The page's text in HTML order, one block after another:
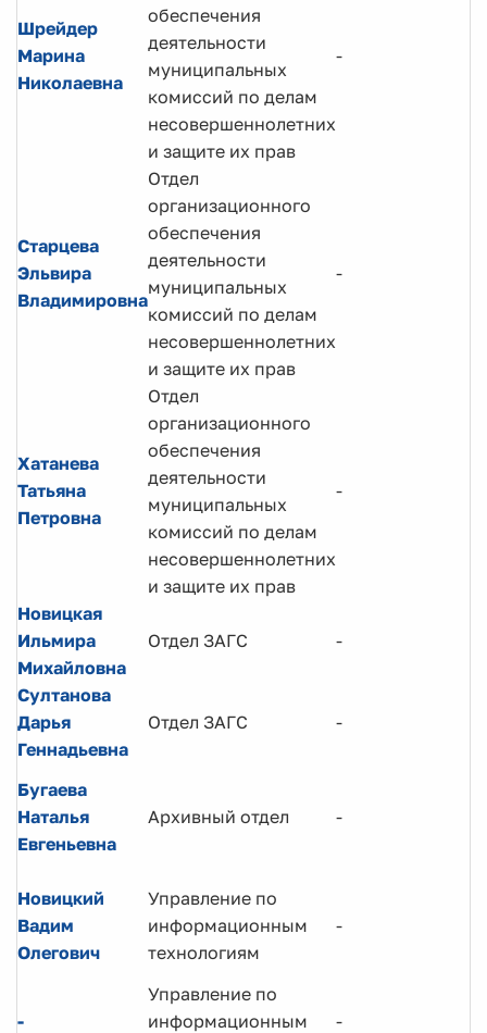
Шрейдер
Марина
Николаевна
обеспечения
деятельности
муниципальных
комиссий по делам
несовершеннолетних
и защите их прав
-
Старцева
Эльвира
Владимировна
Отдел
организационного
обеспечения
деятельности
муниципальных
комиссий по делам
несовершеннолетних
и защите их прав
-
Хатанева
Татьяна
Петровна
Отдел
организационного
обеспечения
деятельности
муниципальных
комиссий по делам
несовершеннолетних
и защите их прав
-
Новицкая
Ильмира
Михайловна
Отдел ЗАГС -
Султанова
Дарья
Геннадьевна
Отдел ЗАГС -
Бугаева
Наталья
Евгеньевна
Архивный отдел -
Новицкий
Вадим
Олегович
Управление по
информационным
технологиям
-
-
Управление по
информационным
-